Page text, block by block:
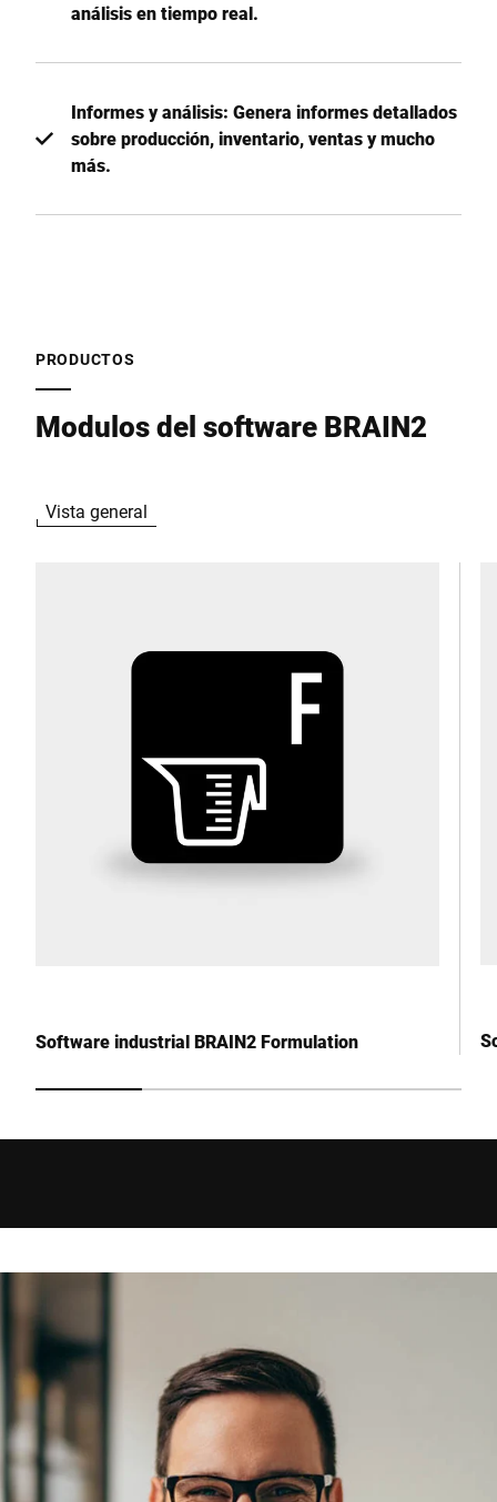
análisis en tiempo real.
Informes y análisis: Genera informes detallados
sobre producción, inventario, ventas y mucho
más.
PRODUCTOS
Modulos del software BRAIN2
Vista general
Software industrial BRAIN2 Formulation